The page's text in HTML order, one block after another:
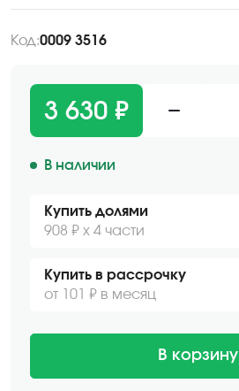
Код:0009 3516
3 630 ₽
В наличии
Купить долями
908 ₽ х 4 части
Купить в рассрочку
от 101 ₽ в месяц
В корзину